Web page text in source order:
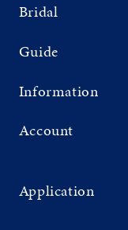
Bridal
Guide
Information
Account
Application